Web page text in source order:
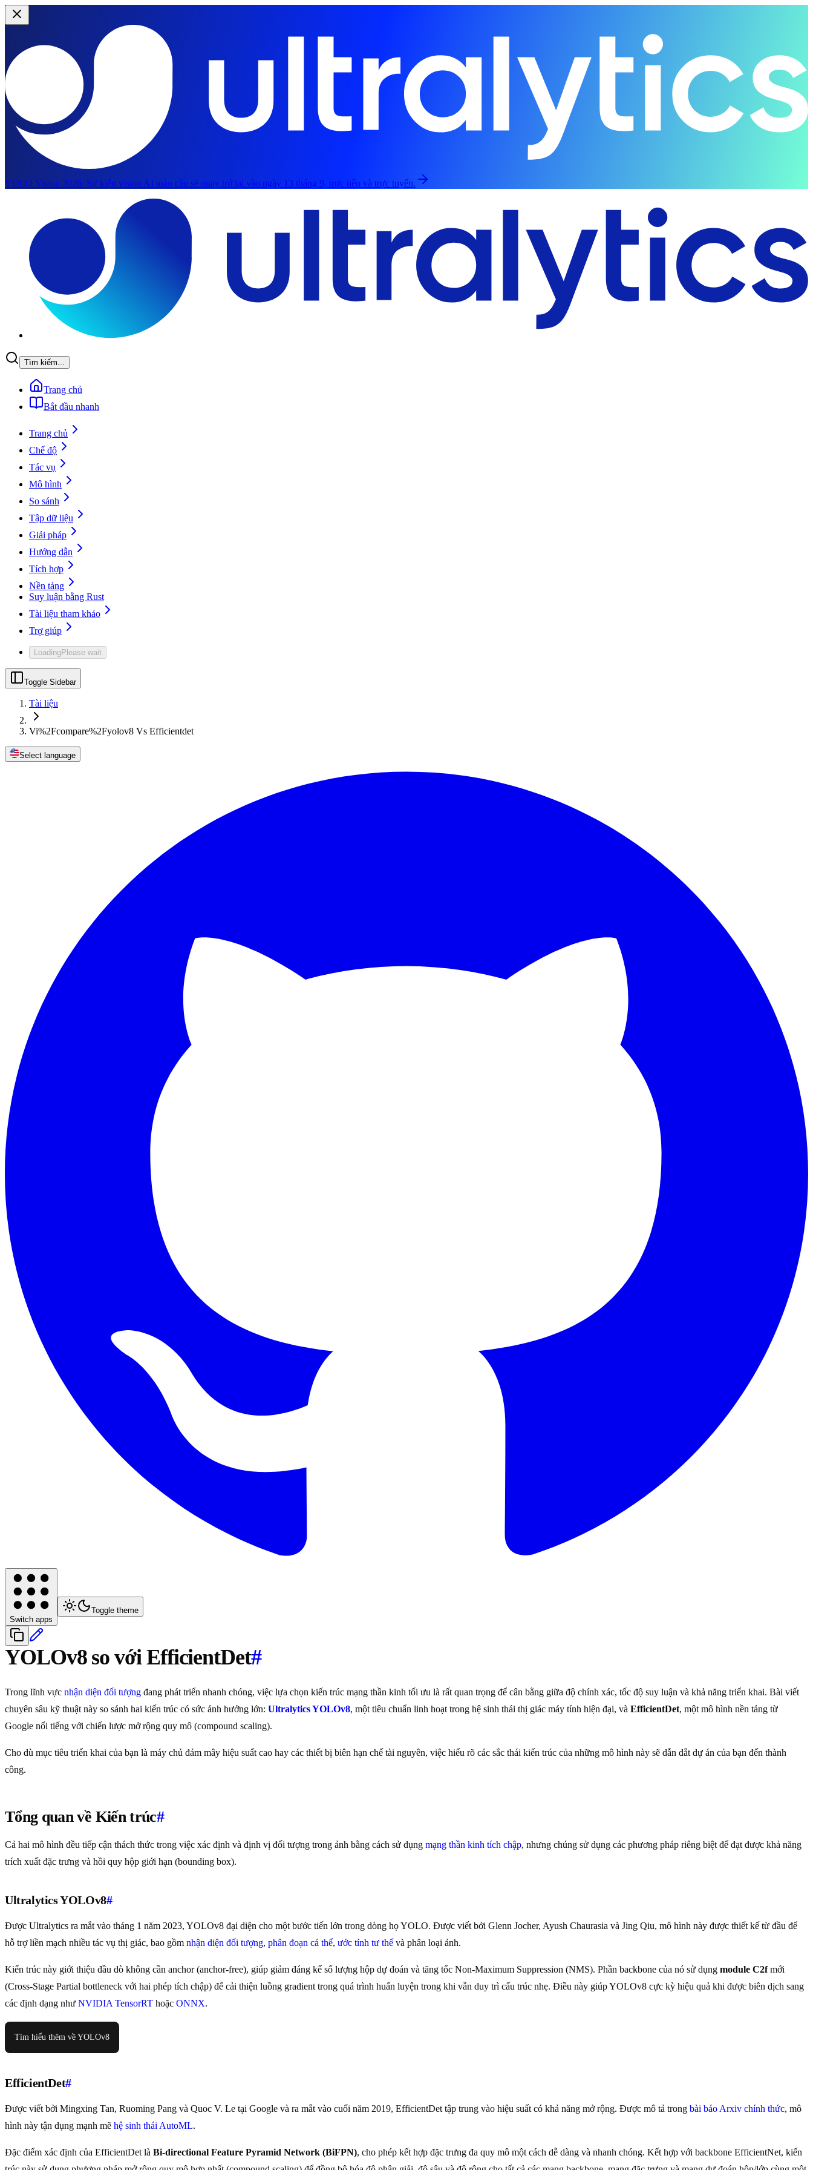
YOLO Vision 2026: Sự kiện vision AI toàn cầu sẽ quay trở lại vào ngày 13 tháng 9, trực tiếp và trực tuyến.
Tìm kiếm...
Trang chủ
Bắt đầu nhanh
Trang chủ
Chế độ
Tác vụ
Mô hình
So sánh
Tập dữ liệu
Giải pháp
Hướng dẫn
Tích hợp
Nền tảng
Suy luận bằng Rust
Tài liệu tham khảo
Trợ giúp
LoadingPlease wait
Toggle Sidebar
Tài liệu
Vi%2Fcompare%2Fyolov8 Vs Efficientdet
Select language
Switch apps
Toggle theme
YOLOv8 so với EfficientDet#
Trong lĩnh vực nhận diện đối tượng đang phát triển nhanh chóng, việc lựa chọn kiến trúc mạng thần kinh tối ưu là rất quan trọng để cân bằng giữa độ chính xác, tốc độ suy luận và khả năng triển khai. Bài viết
chuyên sâu kỹ thuật này so sánh hai kiến trúc có sức ảnh hưởng lớn: Ultralytics YOLOv8, một tiêu chuẩn linh hoạt trong hệ sinh thái thị giác máy tính hiện đại, và EfficientDet, một mô hình nền tảng từ
Google nổi tiếng với chiến lược mở rộng quy mô (compound scaling).
Cho dù mục tiêu triển khai của bạn là máy chủ đám mây hiệu suất cao hay các thiết bị biên hạn chế tài nguyên, việc hiểu rõ các sắc thái kiến trúc của những mô hình này sẽ dẫn dắt dự án của bạn đến thành
công.
Tổng quan về Kiến trúc#
Cả hai mô hình đều tiếp cận thách thức trong việc xác định và định vị đối tượng trong ảnh bằng cách sử dụng mạng thần kinh tích chập, nhưng chúng sử dụng các phương pháp riêng biệt để đạt được khả năng
trích xuất đặc trưng và hồi quy hộp giới hạn (bounding box).
Ultralytics YOLOv8#
Được Ultralytics ra mắt vào tháng 1 năm 2023, YOLOv8 đại diện cho một bước tiến lớn trong dòng họ YOLO. Được viết bởi Glenn Jocher, Ayush Chaurasia và Jing Qiu, mô hình này được thiết kế từ đầu để
hỗ trợ liền mạch nhiều tác vụ thị giác, bao gồm nhận diện đối tượng, phân đoạn cá thể, ước tính tư thế và phân loại ảnh.
Kiến trúc này giới thiệu đầu dò không cần anchor (anchor-free), giúp giảm đáng kể số lượng hộp dự đoán và tăng tốc Non-Maximum Suppression (NMS). Phần backbone của nó sử dụng module C2fmới
(Cross-Stage Partial bottleneck với hai phép tích chập) để cải thiện luồng gradient trong quá trình huấn luyện trong khi vẫn duy trì cấu trúc nhẹ. Điều này giúp YOLOv8 cực kỳ hiệu quả khi được biên dịch sang
các định dạng như NVIDIA TensorRT hoặc ONNX.
Tìm hiểu thêm về YOLOv8
EfficientDet#
Được viết bởi Mingxing Tan, Ruoming Pang và Quoc V. Le tại Google và ra mắt vào cuối năm 2019, EfficientDet tập trung vào hiệu suất có khả năng mở rộng. Được mô tả trong bài báo Arxiv chính thức, mô
hình này tận dụng mạnh mẽ hệ sinh thái AutoML.
Đặc điểm xác định của EfficientDet là Bi-directional Feature Pyramid Network (BiFPN), cho phép kết hợp đặc trưng đa quy mô một cách dễ dàng và nhanh chóng. Kết hợp với backbone EfficientNet, kiến